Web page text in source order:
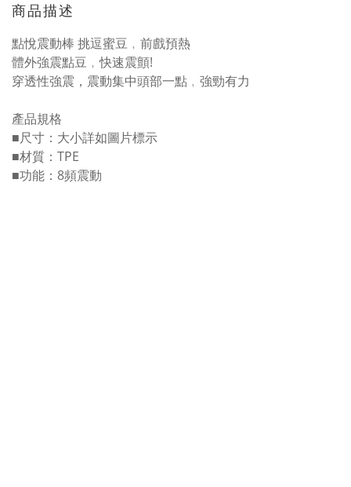
商品描述
點悅震動棒 挑逗蜜豆﹐前戲預熱
體外強震點豆﹐快速震顫!
穿透性強震，震動集中頭部一點﹐強勁有力
產品規格
■尺寸：大小詳如圖片標示
■材質：TPE
■功能：8頻震動